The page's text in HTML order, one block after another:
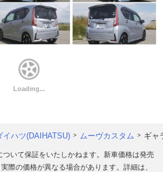
イハツ(DAIHATSU) ムーヴカスタム ギャ
いて保証をいたしかねます。新車価格は発売
際の価格が異なる場合があります。詳細は、